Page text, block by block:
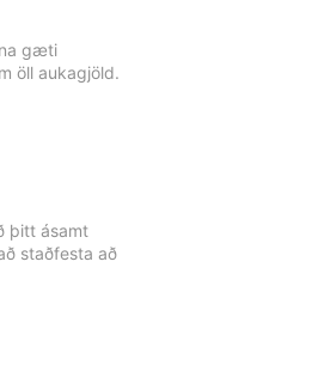
gæti
öll aukagjöld.
þitt ásamt
staðfesta að